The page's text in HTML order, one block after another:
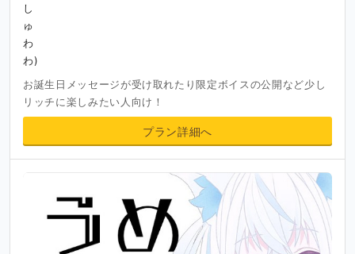
お誕生日メッセージが受け取れたり限定ボイスの公開など少し
リッチに楽しみたい人向け！
プラン詳細へ